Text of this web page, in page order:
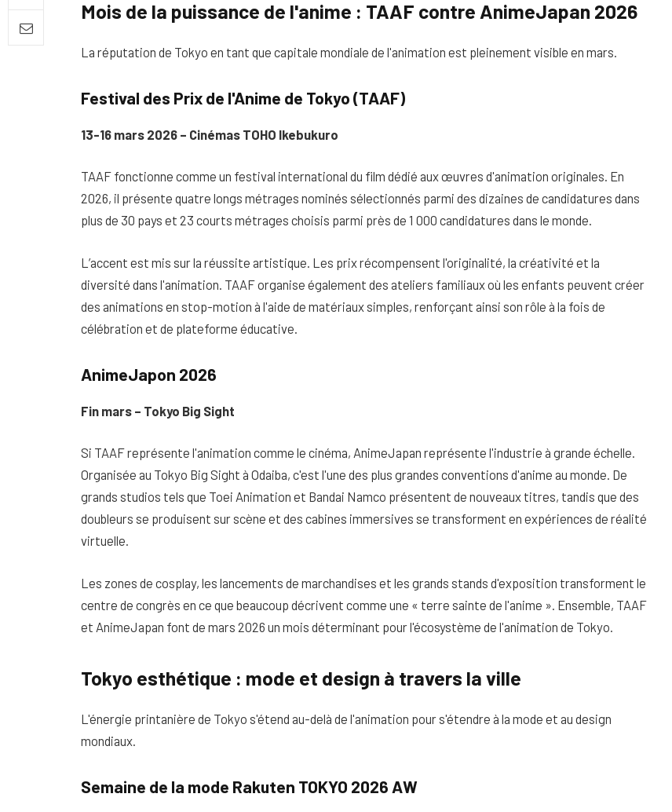
Mois de la puissance de l'anime : TAAF contre AnimeJapan 2026
La réputation de Tokyo en tant que capitale mondiale de l'animation est pleinement visible en mars.
Festival des Prix de l'Anime de Tokyo (TAAF)
13-16 mars 2026 – Cinémas TOHO Ikebukuro
TAAF fonctionne comme un festival international du film dédié aux œuvres d'animation originales. En
2026, il présente quatre longs métrages nominés sélectionnés parmi des dizaines de candidatures dans
plus de 30 pays et 23 courts métrages choisis parmi près de 1 000 candidatures dans le monde.
L’accent est mis sur la réussite artistique. Les prix récompensent l'originalité, la créativité et la
diversité dans l'animation. TAAF organise également des ateliers familiaux où les enfants peuvent créer
des animations en stop-motion à l'aide de matériaux simples, renforçant ainsi son rôle à la fois de
célébration et de plateforme éducative.
AnimeJapon 2026
Fin mars – Tokyo Big Sight
Si TAAF représente l'animation comme le cinéma, AnimeJapan représente l'industrie à grande échelle.
Organisée au Tokyo Big Sight à Odaiba, c'est l'une des plus grandes conventions d'anime au monde. De
grands studios tels que Toei Animation et Bandai Namco présentent de nouveaux titres, tandis que des
doubleurs se produisent sur scène et des cabines immersives se transforment en expériences de réalité
virtuelle.
Les zones de cosplay, les lancements de marchandises et les grands stands d'exposition transforment le
centre de congrès en ce que beaucoup décrivent comme une « terre sainte de l'anime ». Ensemble, TAAF
et AnimeJapan font de mars 2026 un mois déterminant pour l'écosystème de l'animation de Tokyo.
Tokyo esthétique : mode et design à travers la ville
L'énergie printanière de Tokyo s'étend au-delà de l'animation pour s'étendre à la mode et au design
mondiaux.
Semaine de la mode Rakuten TOKYO 2026 AW
Quel soin adopter pour une peau
26 NOVEMBRE 2025
Peau sèche et sensible : quels soins